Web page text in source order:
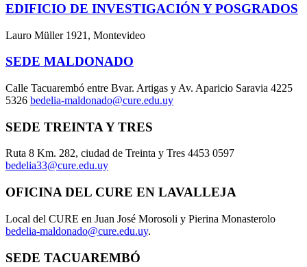
EDIFICIO DE INVESTIGACIÓN Y POSGRADOS
Lauro Müller 1921, Montevideo
SEDE MALDONADO
Calle Tacuarembó entre Bvar. Artigas y Av. Aparicio Saravia 4225
5326 bedelia-maldonado@cure.edu.uy
SEDE TREINTA Y TRES
Ruta 8 Km. 282, ciudad de Treinta y Tres 4453 0597
bedelia33@cure.edu.uy
OFICINA DEL CURE EN LAVALLEJA
Local del CURE en Juan José Morosoli y Pierina Monasterolo
bedelia-maldonado@cure.edu.uy.
SEDE TACUAREMBÓ